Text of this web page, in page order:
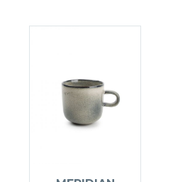
auf.
können
auf
der